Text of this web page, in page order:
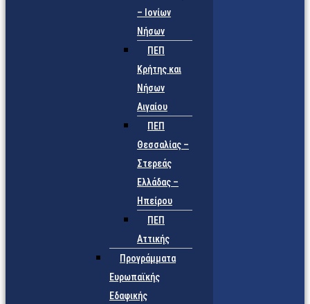
– Ιονίων
Νήσων
ΠΕΠ
Κρήτης και
Νήσων
Αιγαίου
ΠΕΠ
Θεσσαλίας –
Στερεάς
Ελλάδας –
Ηπείρου
ΠΕΠ
Αττικής
Προγράμματα
Ευρωπαϊκής
Εδαφικής